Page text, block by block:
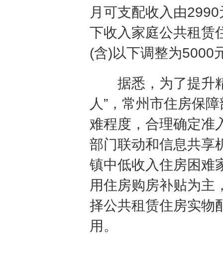
月可支配收入由
下收入家庭公共租赁
(含)以下调整为5000
据悉，为了提升精
人”，常州市住房保
难程度，合理确定准
部门联动和信息共享
镇中低收入住房困难
用住房购房补贴为主
择公共租赁住房实物
用。